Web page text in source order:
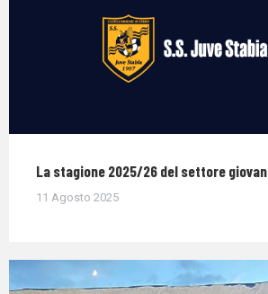
La stagione 2025/26 del settore
11 Agosto 2025